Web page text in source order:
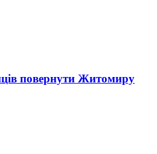
повернути Житомиру